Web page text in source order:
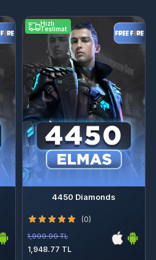
Hızlı
Teslimat
4450 Diamonds
(0)
1,999.99 TL
1,948.77 TL